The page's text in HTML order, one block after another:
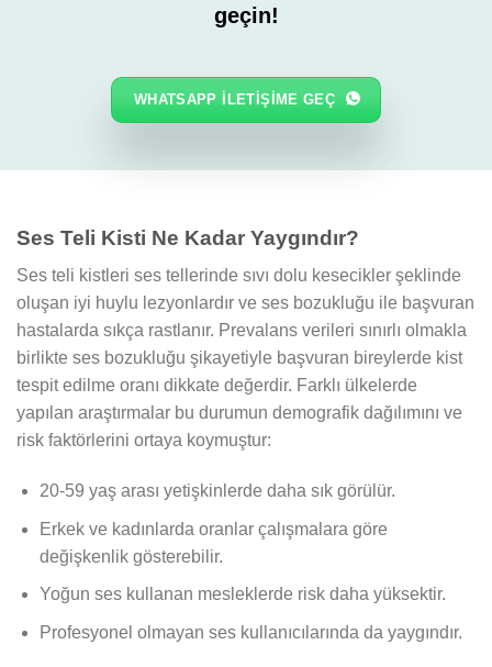
geçin!
WHATSAPP ILETIŞIME GEÇ
Ses Teli Kisti Ne Kadar Yaygındır?
Ses teli kistleri ses tellerinde sıvı dolu kesecikler şeklinde
oluşan iyi huylu lezyonlardır ve ses bozukluğu ile başvuran
hastalarda sıkça rastlanır. Prevalans verileri sınırlı olmakla
birlikte ses bozukluğu şikayetiyle başvuran bireylerde kist
tespit edilme oranı dikkate değerdir. Farklı ülkelerde
yapılan araştırmalar bu durumun demografik dağılımını ve
risk faktörlerini ortaya koymuştur:
20-59 yaş arası yetişkinlerde daha sık görülür.
Erkek ve kadınlarda oranlar çalışmalara göre
değişkenlik gösterebilir.
Yoğun ses kullanan mesleklerde risk daha yüksektir.
Profesyonel olmayan ses kullanıcılarında da yaygındır.